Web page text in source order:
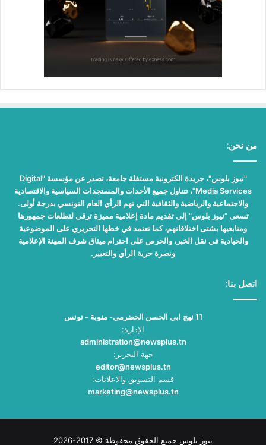
من نحن:
"نيوز بلوس"، جريدة الكترونية مستقلة جامعة، تصدر عن مؤسسة "Digital
Media Services"، تتناول جميع الأحداث والمستجدات السياسية والاقتصادية
والاجتماعية والرياضية والثقافية التي تهم الرأي العام التونسي بدرجة أولى.
تسعى "نيوز بلوس" إلى تقديم مادة إعلامية مميزة ترقى لتطلعات جمهورها
ومتابعيها بشتى اختلافاتهم، كما تعتمد في خطها التحريري على الموضوعية
والحيادية في نقل الخبر، والحرص على احترام ميثاق شرف المهنة الإعلامية
ونصرة حرية الرأي والتعبير.
اتصل بنا:
11 نهج ابي الحسن الحضرمي- منوبة - تونس
الإدارة:
administration@newsplus.tn
جهة التحرير:
editor@newsplus.tn
قسم التسويق والاعلانات:
marketing@newsplus.tn
نيوز بلوس جميع الحقوق محفوظة © 2017-2026